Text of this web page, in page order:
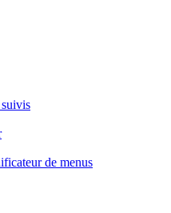
de menus